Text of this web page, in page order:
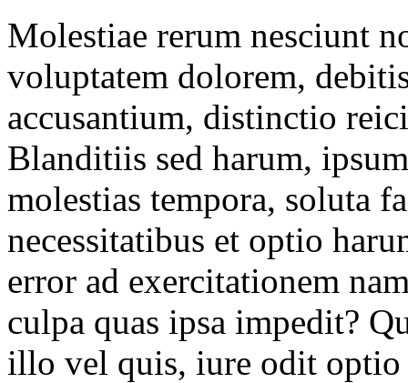
Molestiae rerum nesciunt
voluptatem dolorem,
accusantium, distinctio
Blanditiis sed harum,
molestias tempora, soluta
necessitatibus et optio
error ad exercitationem
culpa quas ipsa impedit?
illo vel quis, iure odit